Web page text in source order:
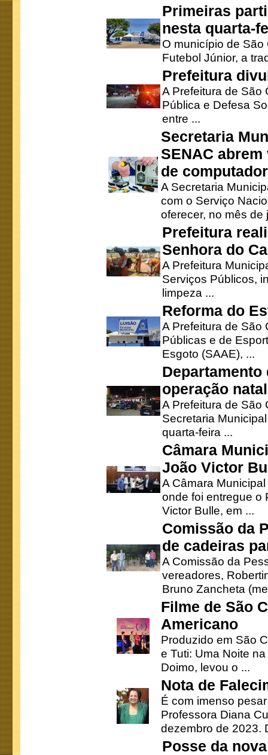
Primeiras
nesta quarta-
O município de
Futebol Júnior, a
Prefeitura
A Prefeitura de São
Pública e Defesa
entre ...
Secretaria
SENAC
de
A Secretaria
com o Serviço
oferecer, no mês de
Prefeitura
Senhora do
A Prefeitura
Serviços Públicos,
limpeza ...
Reforma do
A Prefeitura de São
Públicas e de
Esgoto (SAAE), ...
operação
A Prefeitura de São
Secretaria
quarta-feira ...
Câmara
João Victor
A Câmara
onde foi entregue o
Victor Bulle, em ...
Comissão da
de cadeiras
A Comissão da
vereadores,
Bruno Zancheta
Filme de São
Americano
Produzido em São
e Tuti: Uma Noite
Doimo, levou o ...
Nota de
É com imenso
Professora Diana
dezembro de 2023.
Posse da